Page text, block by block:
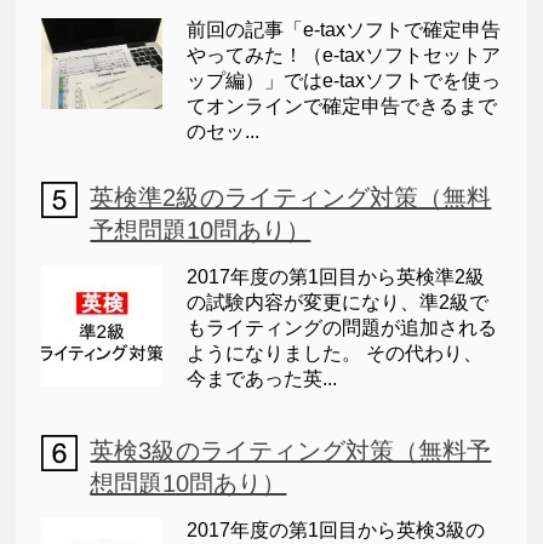
前回の記事「e-taxソフトで確定申告
やってみた！（e-taxソフトセットア
ップ編）」ではe-taxソフトでを使っ
てオンラインで確定申告できるまで
のセッ...
英検準2級のライティング対策（無料
予想問題10問あり）
2017年度の第1回目から英検準2級
の試験内容が変更になり、準2級で
もライティングの問題が追加される
ようになりました。 その代わり、
今まであった英...
英検3級のライティング対策（無料予
想問題10問あり）
2017年度の第1回目から英検3級の